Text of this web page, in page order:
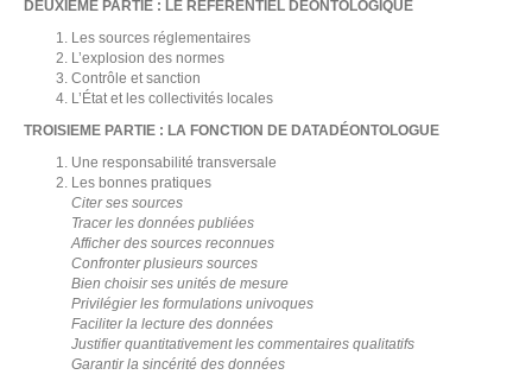
DEUXIEME PARTIE : LE RÉFÉRENTIEL DÉONTOLOGIQUE
Les sources réglementaires
L’explosion des normes
Contrôle et sanction
L’État et les collectivités locales
TROISIEME PARTIE : LA FONCTION DE DATADÉONTOLOGUE
Une responsabilité transversale
Les bonnes pratiques
Citer ses sources
Tracer les données publiées
Afficher des sources reconnues
Confronter plusieurs sources
Bien choisir ses unités de mesure
Privilégier les formulations univoques
Faciliter la lecture des données
Justifier quantitativement les commentaires qualitatifs
Garantir la sincérité des données